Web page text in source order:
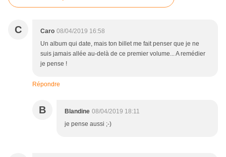
C Caro 08/04/2019 16:58
Un album qui date, mais ton billet me fait penser que je ne
suis jamais allée au-delà de ce premier volume... A remédier
je pense !
Répondre
B Blandine 08/04/2019 18:11
je pense aussi ;-)